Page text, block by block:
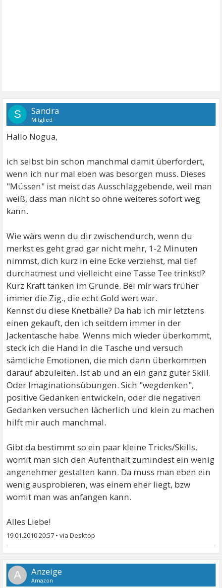
S Sandra
Mitglied
Hallo Nogua,
ich selbst bin schon manchmal damit überfordert,
wenn ich nur mal eben was besorgen muss. Dieses
"Müssen" ist meist das Ausschlaggebende, weil man
weiß, dass man nicht so ohne weiteres sofort weg
kann.
Wie wärs wenn du dir zwischendurch, wenn du
merkst es geht grad gar nicht mehr, 1-2 Minuten
nimmst, dich kurz in eine Ecke verziehst, mal tief
durchatmest und vielleicht eine Tasse Tee trinkst!?
Kurz Kraft tanken im Grunde. Bei mir wars früher
immer die Zig., die echt Gold wert war.
Kennst du diese Knetbälle? Da hab ich mir letztens
einen gekauft, den ich seitdem immer in der
Jackentasche habe. Wenns mich wieder überkommt,
steck ich die Hand in die Tasche und versuch
sämtliche Emotionen, die mich dann überkommen
darauf abzuleiten. Ist ab und an ein ganz guter Skill.
Oder Imaginationsübungen. Sich "wegdenken",
positive Gedanken entwickeln, oder die negativen
Gedanken versuchen lächerlich und klein zu machen
hilft mir auch manchmal.
Gibt da bestimmt so ein paar kleine Tricks/Skills,
womit man sich den Aufenthalt zumindest ein wenig
angenehmer gestalten kann. Da muss man eben ein
wenig ausprobieren, was einem eher liegt, bzw
womit man was anfangen kann.
Alles Liebe!
19.01.2010 20:57 •
A